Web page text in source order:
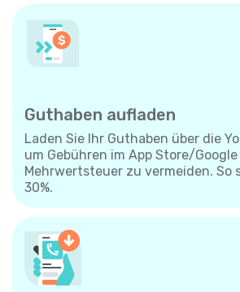
Guthaben aufladen
Laden Sie Ihr Guthaben über die
um Gebühren im App Store/
Mehrwertsteuer zu vermeiden. So
30%.